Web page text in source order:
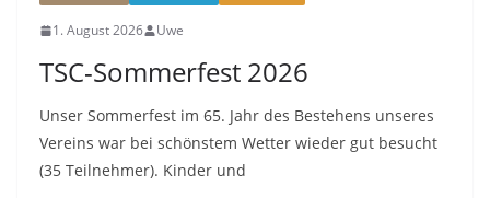
1. August 2026 Uwe
TSC-Sommerfest 2026
Unser Sommerfest im 65. Jahr des Bestehens unseres
Vereins war bei schönstem Wetter wieder gut besucht
(35 Teilnehmer). Kinder und